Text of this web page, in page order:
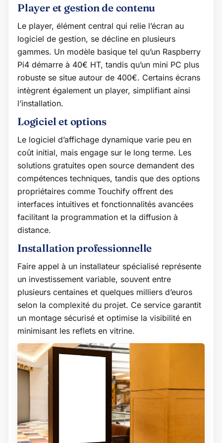
Player et gestion de contenu
Le player, élément central qui relie l’écran au
logiciel de gestion, se décline en plusieurs
gammes. Un modèle basique tel qu’un Raspberry
Pi4 démarre à 40€ HT, tandis qu’un mini PC plus
robuste se situe autour de 400€. Certains écrans
intègrent également un player, simplifiant ainsi
l’installation.
Logiciel et options
Le logiciel d’affichage dynamique varie peu en
coût initial, mais engage sur le long terme. Les
solutions gratuites open source demandent des
compétences techniques, tandis que des options
propriétaires comme Touchify offrent des
interfaces intuitives et fonctionnalités avancées
facilitant la programmation et la diffusion à
distance.
Installation professionnelle
Faire appel à un installateur spécialisé représente
un investissement variable, souvent entre
plusieurs centaines et quelques milliers d’euros
selon la complexité du projet. Ce service garantit
un montage sécurisé et optimise la visibilité en
minimisant les reflets en vitrine.